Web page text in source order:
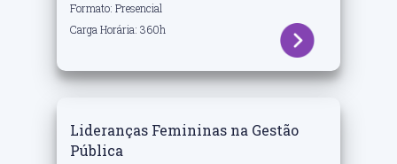
Formato: Presencial
Carga Horária: 360h
Lideranças Femininas na Gestão
Pública